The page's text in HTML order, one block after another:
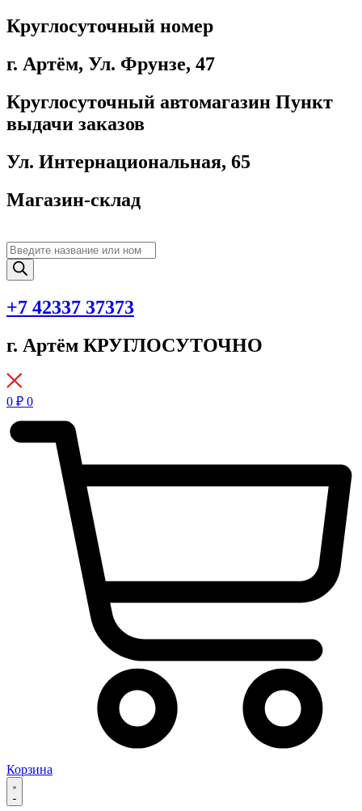
Круглосуточный номер
г. Артём, ​Ул. Фрунзе, 47
Круглосуточный автомагазин Пункт
выдачи заказов
Ул. Интернациональная, 65
Магазин-склад
Поиск
товаров
+7 42337 37373
г. Артём КРУГЛОСУТОЧНО
0 ₽ 0
Корзина